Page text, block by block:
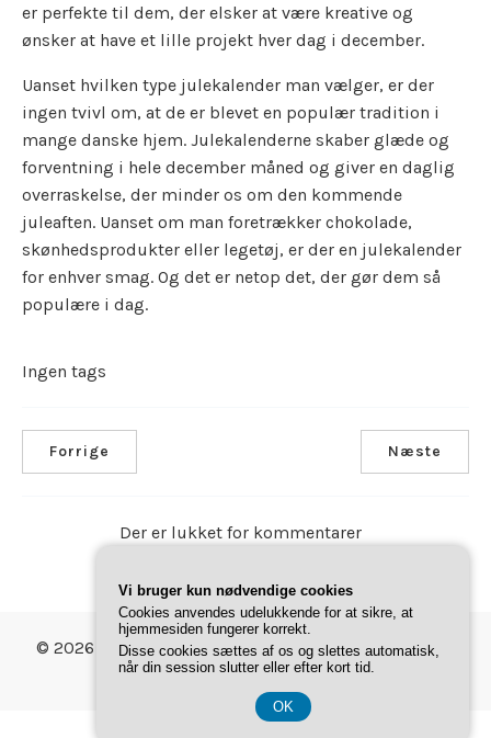
er perfekte til dem, der elsker at være kreative og
ønsker at have et lille projekt hver dag i december.
Uanset hvilken type julekalender man vælger, er der
ingen tvivl om, at de er blevet en populær tradition i
mange danske hjem. Julekalenderne skaber glæde og
forventning i hele december måned og giver en daglig
overraskelse, der minder os om den kommende
juleaften. Uanset om man foretrækker chokolade,
skønhedsprodukter eller legetøj, er der en julekalender
for enhver smag. Og det er netop det, der gør dem så
populære i dag.
Ingen tags
Forrige Næste
Der er lukket for kommentarer
© 2026 Gave Magasinet. Bygget med Annonce
ved hjælp af
WordPress ogPathway Theme.
Vi bruger kun nødvendige cookies
Cookies anvendes udelukkende for at sikre, at
hjemmesiden fungerer korrekt.
Disse cookies sættes af os og slettes automatisk,
når din session slutter eller efter kort tid.
OK